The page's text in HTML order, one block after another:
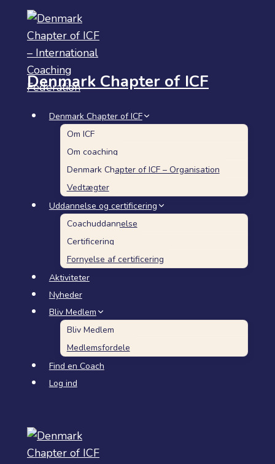
Fortsæt
indhold
Denmark Chapter of ICF
Denmark Chapter of ICF
Om ICF
Om coaching
Denmark Chapter of ICF – Organisation
Vedtægter
Uddannelse og certificering
Coachuddannelse
Certificering
Fornyelse af certificering
Aktiviteter
Nyheder
Bliv Medlem
Bliv Medlem
Medlemsfordele
Find en Coach
Log ind